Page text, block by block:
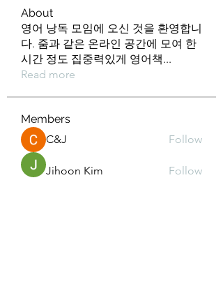
About
영어 낭독 모임에 오신 것을 환영합니
다. 줌과 같은 온라인 공간에 모여 한
시간 정도 집중력있게 영어책...
Read more
Members
C&J
Follow
Jihoon Kim Follow